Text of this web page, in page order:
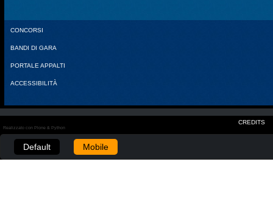
CONCORSI
BANDI DI GARA
PORTALE APPALTI
ACCESSIBILITÀ
CREDITS
Realizzato con Plone & Python
Default Mobile